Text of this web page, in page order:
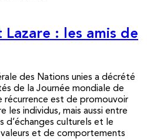
: les amis de
des Nations unies a décrété
de la Journée mondiale de
récurrence est de promouvoir
les individus, mais aussi entre
d’échanges culturels et le
et de comportements